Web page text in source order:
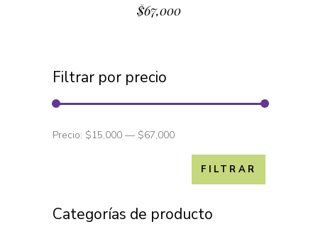
$67,000
Filtrar por precio
FILTRAR
Precio: $15,000 — $67,000
Categorías de producto